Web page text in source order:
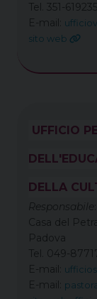
Tel. 351-
E-mail:
sito web
UFFICIO
DELLA
Responsabile
Casa del
Padova
Tel. 049-
E-mail:
E-mail: